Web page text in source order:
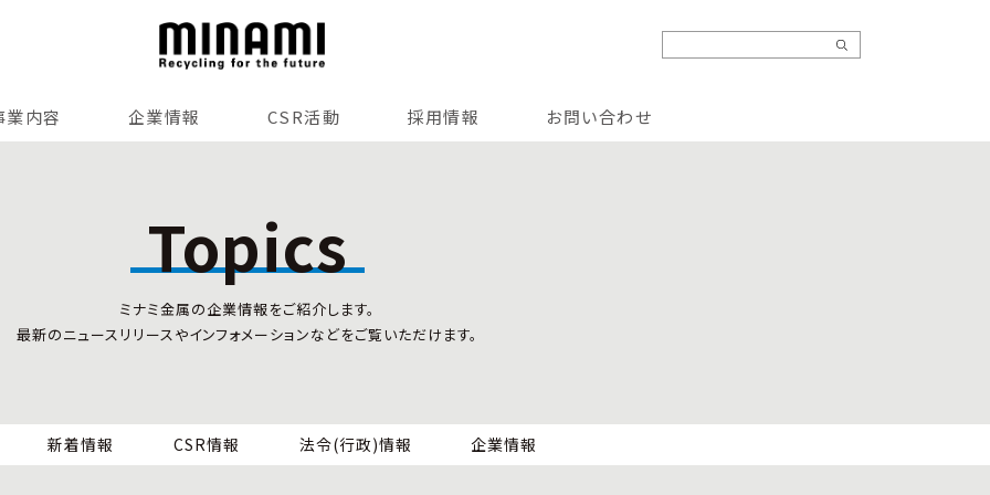
業内容 企業情報 CSR活動 採用情報 お問い合わせ
Topics
ミナミ金属の企業情報をご紹介します。
最新のニュースリリースやインフォメーションなどをご覧いただけます。
新着情報 CSR情報 法令(行政)情報 企業情報